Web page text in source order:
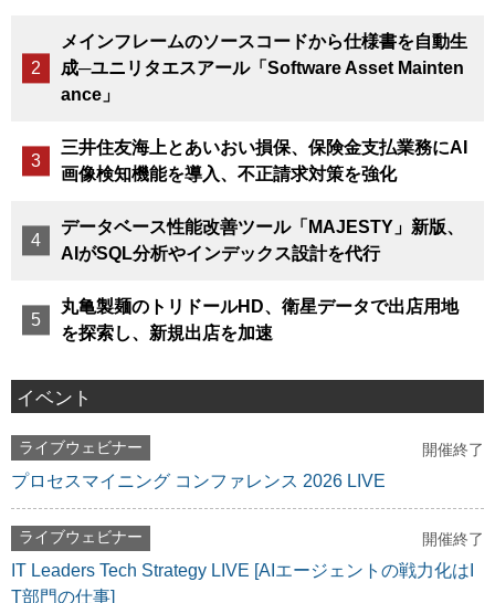
メインフレームのソースコードから仕様書を自動生
成─ユニリタエスアール「Software Asset Mainten
ance」
三井住友海上とあいおい損保、保険金支払業務にAI
画像検知機能を導入、不正請求対策を強化
データベース性能改善ツール「MAJESTY」新版、
AIがSQL分析やインデックス設計を代行
丸亀製麺のトリドールHD、衛星データで出店用地
を探索し、新規出店を加速
イベント
ライブウェビナー 開催終了
プロセスマイニング コンファレンス 2026 LIVE
ライブウェビナー 開催終了
IT Leaders Tech Strategy LIVE [AIエージェントの戦力化はI
T部門の仕事]